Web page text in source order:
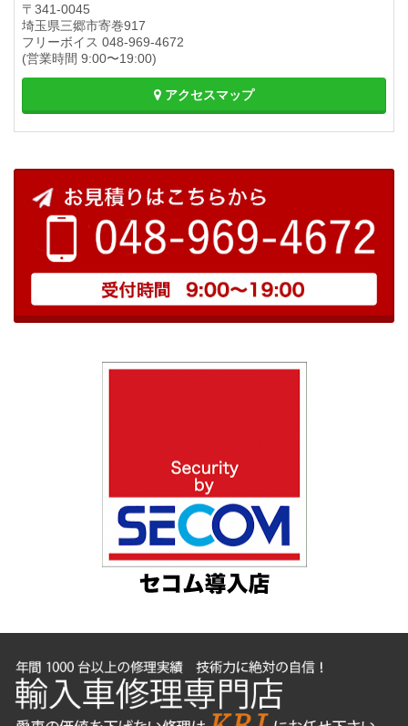
〒341-0045
埼玉県三郷市寄巻917
フリーボイス 048-969-4672
(営業時間 9:00〜19:00)
アクセスマップ